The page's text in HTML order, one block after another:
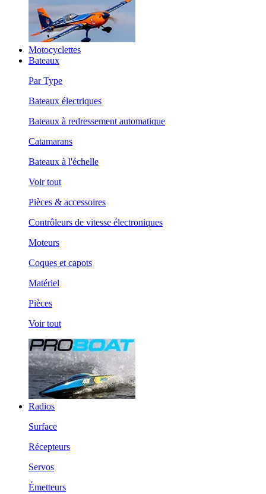
Motocyclettes
Bateaux
Par Type
Bateaux électriques
Bateaux à redressement automatique
Catamarans
Bateaux à l'échelle
Voir tout
Pièces & accessoires
Contrôleurs de vitesse électroniques
Moteurs
Coques et capots
Matériel
Pièces
Voir tout
Radios
Surface
Récepteurs
Servos
Émetteurs